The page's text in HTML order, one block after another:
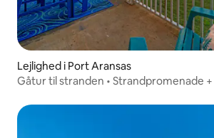
Lejlighed i Port Aransas
Gåtur til stranden • Strandpromenade